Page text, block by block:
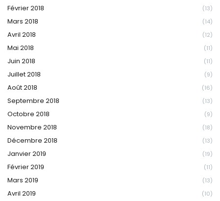
Février 2018 (13)
Mars 2018 (14)
Avril 2018 (12)
Mai 2018 (11)
Juin 2018 (11)
Juillet 2018 (9)
Août 2018 (16)
Septembre 2018 (13)
Octobre 2018 (9)
Novembre 2018 (18)
Décembre 2018 (13)
Janvier 2019 (19)
Février 2019 (11)
Mars 2019 (13)
Avril 2019 (10)